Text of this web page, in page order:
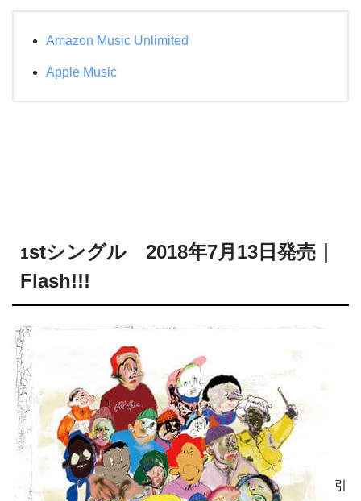
Amazon Music Unlimited
Apple Music
1stシングル 2018年7月13日発売
Flash!!!
引